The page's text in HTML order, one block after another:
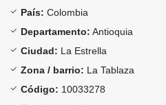
País: Colombia
Departamento: Antioquia
Ciudad: La Estrella
Zona / barrio: La Tablaza
Código: 10033278